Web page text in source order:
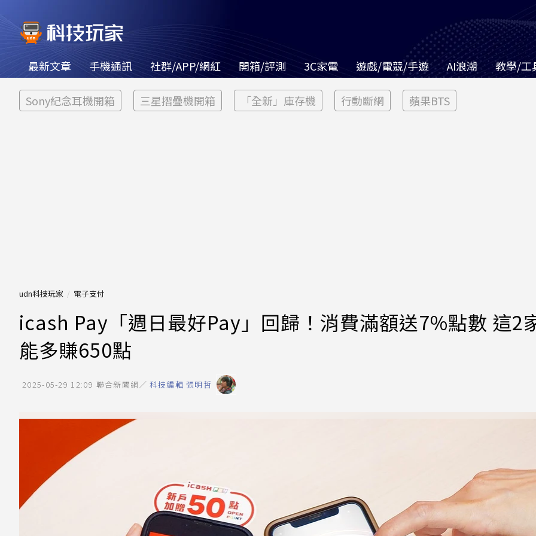
最新文章 手機通訊 社群/APP/網紅 開箱/評測 3C家電 遊戲/電競/手遊 AI浪潮 教學/工
Sony紀念耳機開箱 三星摺疊機開箱 「全新」庫存機 行動斷網 蘋果BTS
udn科技玩家 電子支付
icash Pay「週日最好Pay」回歸！消費滿額送7%點數 這2
能多賺650點
2025-05-29 12:09 聯合新聞網／ 科技編輯 張明哲